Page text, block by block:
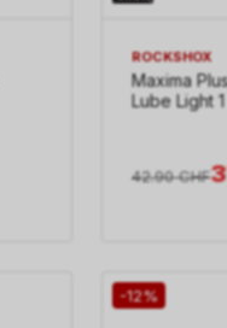
ROCKSHOX
Maxima
Lube Light
42.90 CHF
-12%